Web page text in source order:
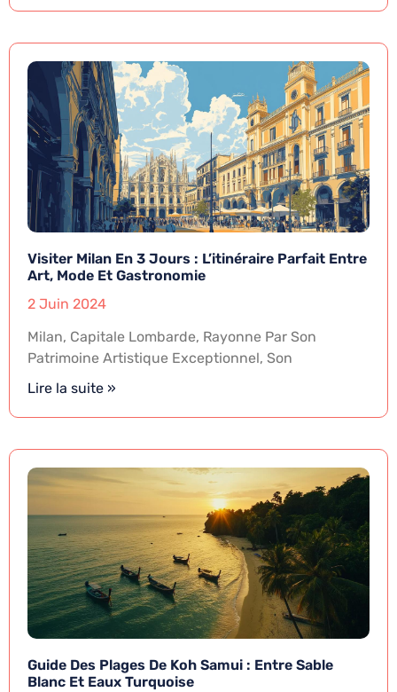
Visiter Milan En 3 Jours : L’itinéraire Parfait Entre
Art, Mode Et Gastronomie
2 Juin 2024
Milan, Capitale Lombarde, Rayonne Par Son
Patrimoine Artistique Exceptionnel, Son
Lire la suite »
Guide Des Plages De Koh Samui : Entre Sable
Blanc Et Eaux Turquoise